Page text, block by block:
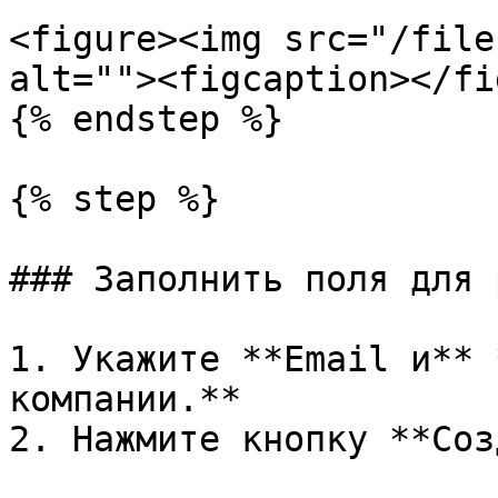
<figure><img src="/files/
alt=""><figcaption></
{% endstep %}
{% step %}
### Заполнить поля для
1. Укажите **Email и**
компании.**
2. Нажмите кнопку